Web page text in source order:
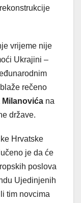
vrijeme nije
Ukrajini –
rečeno
Milanovića na
države.
Hrvatske
je da će
poslova
Ujedinjenih
tim novcima